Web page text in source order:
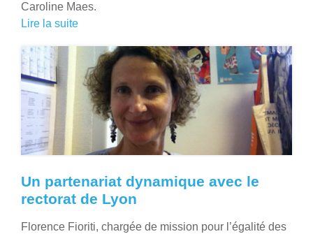
Caroline Maes.
Lire la suite
Un partenariat dynamique avec le
rectorat de Lyon
Florence Fioriti, chargée de mission pour l’égalité des